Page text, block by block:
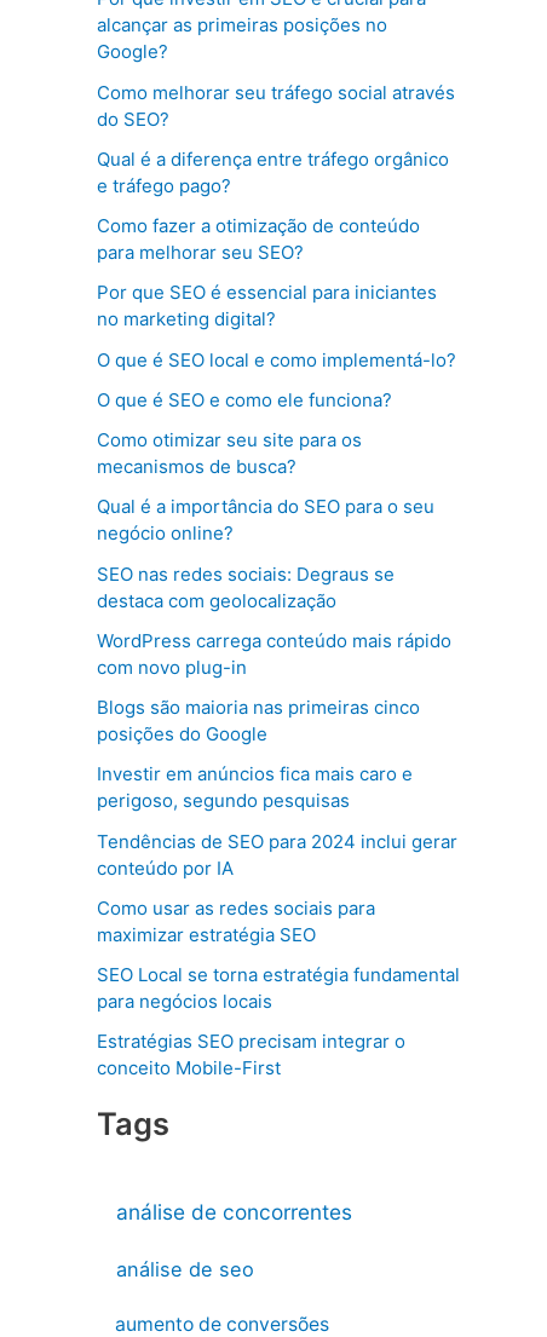
alcançar as primeiras posições no
Google?
Como melhorar seu tráfego social através
do SEO?
Qual é a diferença entre tráfego orgânico
e tráfego pago?
Como fazer a otimização de conteúdo
para melhorar seu SEO?
Por que SEO é essencial para iniciantes
no marketing digital?
O que é SEO local e como implementá-lo?
O que é SEO e como ele funciona?
Como otimizar seu site para os
mecanismos de busca?
Qual é a importância do SEO para o seu
negócio online?
SEO nas redes sociais: Degraus se
destaca com geolocalização
WordPress carrega conteúdo mais rápido
com novo plug-in
Blogs são maioria nas primeiras cinco
posições do Google
Investir em anúncios fica mais caro e
perigoso, segundo pesquisas
Tendências de SEO para 2024 inclui gerar
conteúdo por IA
Como usar as redes sociais para
maximizar estratégia SEO
SEO Local se torna estratégia fundamental
para negócios locais
Estratégias SEO precisam integrar o
conceito Mobile-First
Tags
análise de concorrentes
análise de seo
aumento de conversões